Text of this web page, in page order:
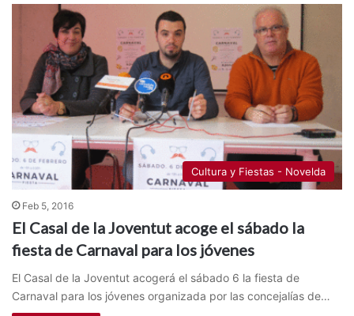
Cultura y Fiestas - Novelda
Feb 5, 2016
El Casal de la Joventut acoge el sábado la
fiesta de Carnaval para los jóvenes
El Casal de la Joventut acogerá el sábado 6 la fiesta de
Carnaval para los jóvenes organizada por las concejalías de…